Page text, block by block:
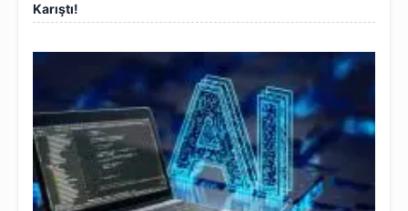
Karıştı!